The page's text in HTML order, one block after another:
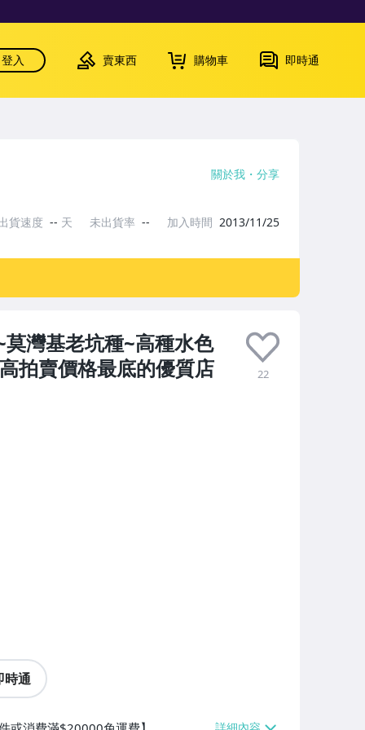
登入 賣東西 購物車 即時通
灣基老坑種~高種水色
拍賣價格最底的優質店
22
時通
關於我 分享
貨速度 -- 天 未出貨率 -- 加入時間 2013/11/25